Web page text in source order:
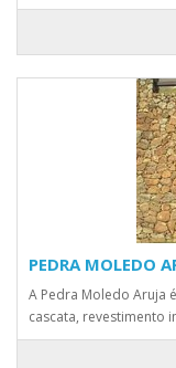
PEDRA MOLEDO
A Pedra Moledo Aruja
cascata, revestimento